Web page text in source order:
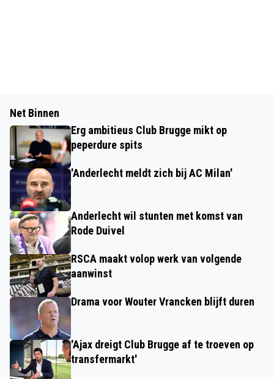
Net Binnen
Erg ambitieus Club Brugge mikt op
peperdure spits
'Anderlecht meldt zich bij AC Milan'
Anderlecht wil stunten met komst van
Rode Duivel
RSCA maakt volop werk van volgende
aanwinst
Drama voor Wouter Vrancken blijft duren
'Ajax dreigt Club Brugge af te troeven op
transfermarkt'